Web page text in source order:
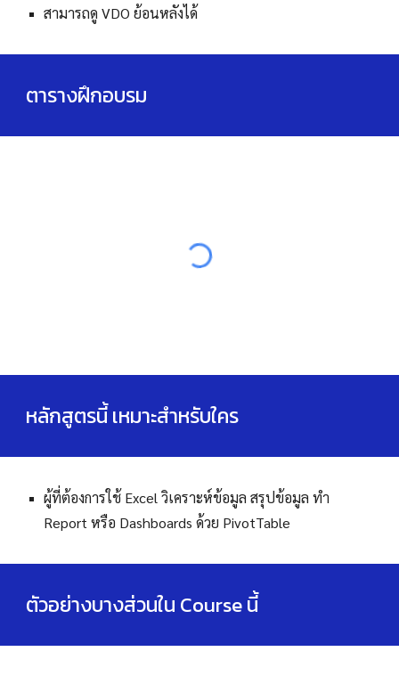
สามารถดู VDO ย้อนหลังได้
ตารางฝึกอบรม
หลักสูตรนี้ เหมาะสำหรับใคร
ผู้ที่ต้องการใช้ Excel วิเคราะห์ข้อมูล สรุปข้อมูล ทำ
Report หรือ Dashboards ด้วย PivotTable
ตัวอย่างบางส่วนใน Course นี้